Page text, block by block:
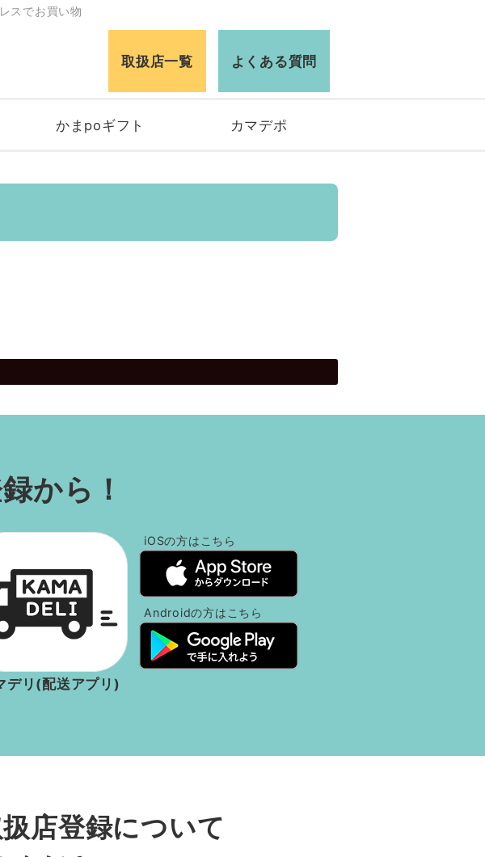
スでお買い物
取扱店一覧 よくある質問
かまpoギフト カマデポ
から！
デリ(配送アプリ)
iOSの方はこちら
Androidの方はこちら
店登録について